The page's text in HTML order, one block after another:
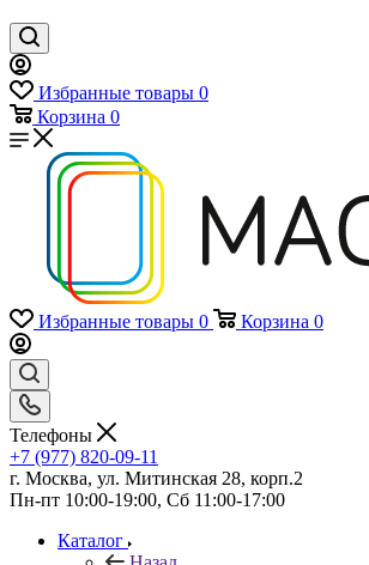
Избранные товары 0
Корзина 0
Избранные товары 0 Корзина 0
Телефоны
+7 (977) 820-09-11
г. Москва, ул. Митинская 28, корп.2
Пн-пт 10:00-19:00, Сб 11:00-17:00
Каталог